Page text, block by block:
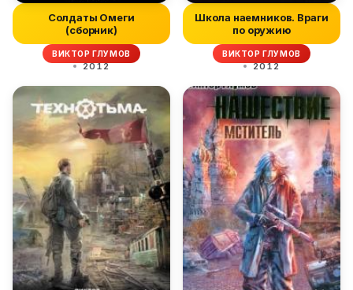
Солдаты Омеги
(сборник)
ВИКТОР ГЛУМОВ
2012
Школа наемников. Враги
по оружию
ВИКТОР ГЛУМОВ
2012